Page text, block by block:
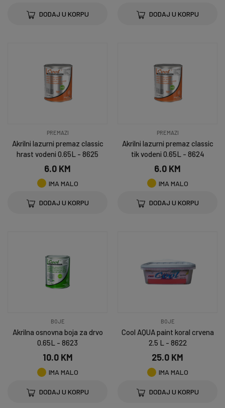
DODAJ U KORPU DODAJ U KORPU
PREMAZI
Akrilni lazurni premaz classic
hrast vodeni 0.65L - 8625
6.0 KM
IMA MALO
DODAJ U KORPU
PREMAZI
Akrilni lazurni premaz classic
tik vodeni 0.65L - 8624
6.0 KM
IMA MALO
DODAJ U KORPU
BOJE
Akrilna osnovna boja za drvo
0.65L - 8623
10.0 KM
IMA MALO
DODAJ U KORPU
BOJE
Cool AQUA paint koral crvena
2.5 L - 8622
25.0 KM
IMA MALO
DODAJ U KORPU